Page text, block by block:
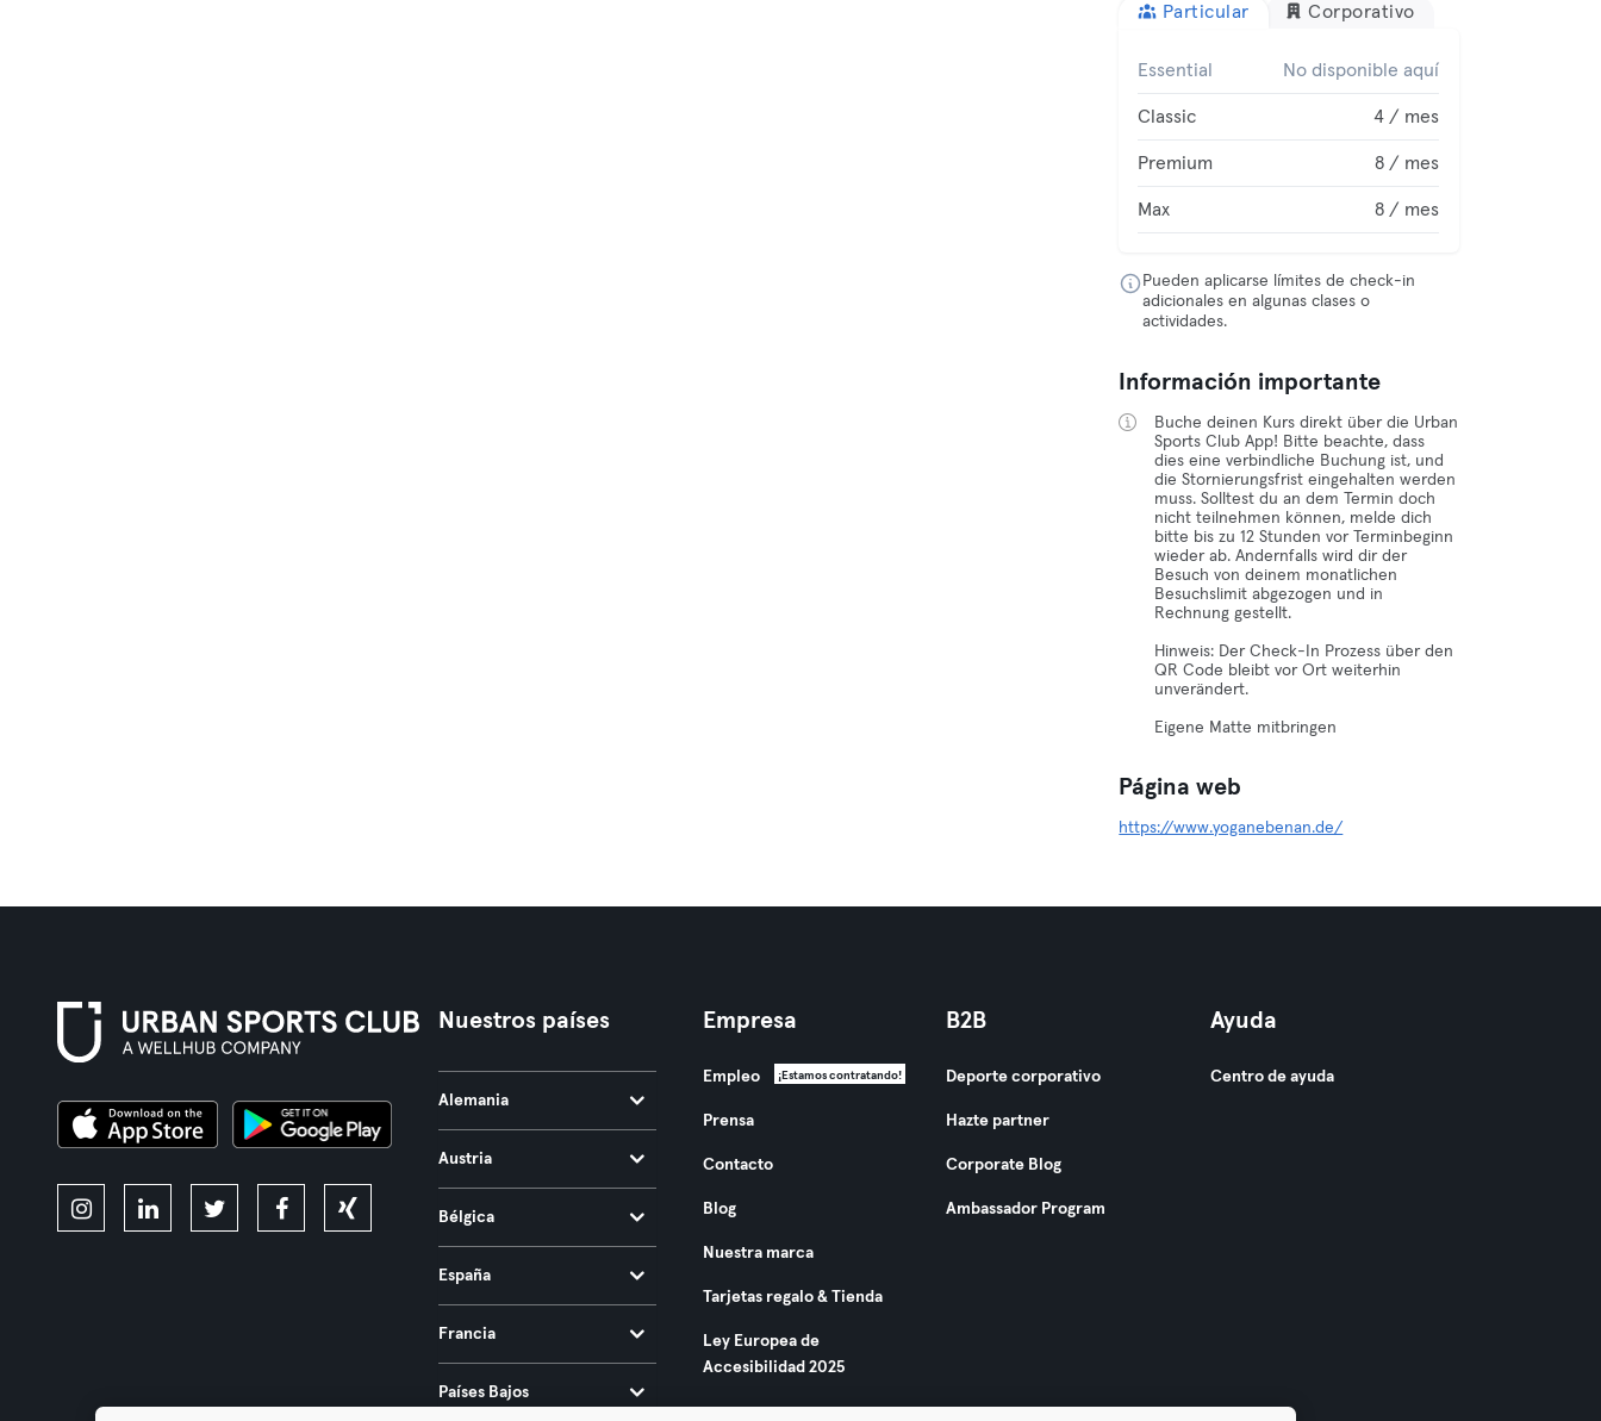
Particular Corporativo
Essential No disponible aquí
Classic 4 / mes
Premium 8 / mes
Max 8 / mes
Pueden aplicarse límites de check-in
adicionales en algunas clases o
actividades.
Información importante
Buche deinen Kurs direkt über die Urban
Sports Club App! Bitte beachte, dass
dies eine verbindliche Buchung ist, und
die Stornierungsfrist eingehalten werden
muss. Solltest du an dem Termin doch
nicht teilnehmen können, melde dich
bitte bis zu 12 Stunden vor Terminbeginn
wieder ab. Andernfalls wird dir der
Besuch von deinem monatlichen
Besuchslimit abgezogen und in
Rechnung gestellt.
Hinweis: Der Check-In Prozess über den
QR Code bleibt vor Ort weiterhin
unverändert.
Eigene Matte mitbringen
Página web
https://www.yoganebenan.de/
Nuestros países
Alemania
Austria
Bélgica
España
Francia
Países Bajos
Empresa
Empleo ¡Estamos contratando!
Prensa
Contacto
Blog
Nuestra marca
Tarjetas regalo & Tienda
Ley Europea de
Accesibilidad 2025
B2B
Deporte corporativo
Hazte partner
Corporate Blog
Ambassador Program
Ayuda
Centro de ayuda